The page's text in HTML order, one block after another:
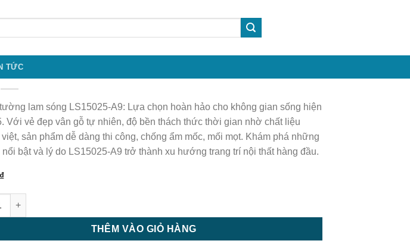
TỨC
lam sóng LS15025-A9: Lựa chọn hoàn hảo cho không gian sống hiện
Với vẻ đẹp vân gỗ tự nhiên, độ bền thách thức thời gian nhờ chất liệu
sản phẩm dễ dàng thi công, chống ẩm mốc, mối mọt. Khám phá những
bật và lý do LS15025-A9 trở thành xu hướng trang trí nội thất hàng đầu.
₫
lam sóng LS15025-A9 - Tấm ốp tường | Tấm ốp trần số lượng
THÊM VÀO GIỎ HÀNG